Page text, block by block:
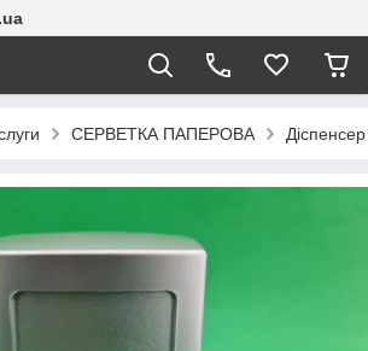
СЕРВЕТКА ПАПЕРОВА